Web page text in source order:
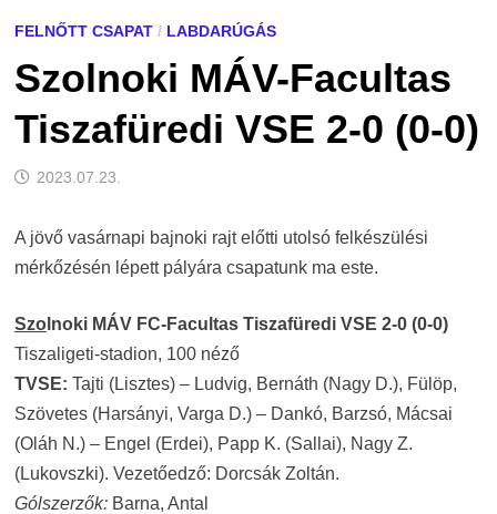
FELNŐTT CSAPAT/ LABDARÚGÁS
Szolnoki MÁV-Facultas
Tiszafüredi VSE 2-0 (0-0)
2023.07.23.
A jövő vasárnapi bajnoki rajt előtti utolsó felkészülési
mérkőzésén lépett pályára csapatunk ma este.
Szolnoki MÁV FC-Facultas Tiszafüredi VSE 2-0 (0-0)
Tiszaligeti-stadion, 100 néző
TVSE: Tajti (Lisztes) – Ludvig, Bernáth (Nagy D.), Fülöp,
Szövetes (Harsányi, Varga D.) – Dankó, Barzsó, Mácsai
(Oláh N.) – Engel (Erdei), Papp K. (Sallai), Nagy Z.
(Lukovszki). Vezetőedző: Dorcsák Zoltán.
Gólszerzők: Barna, Antal